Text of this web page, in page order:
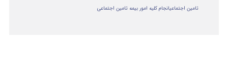
تامین اجتماعیانجام کلیه امور بیمه تامین اجتماعی